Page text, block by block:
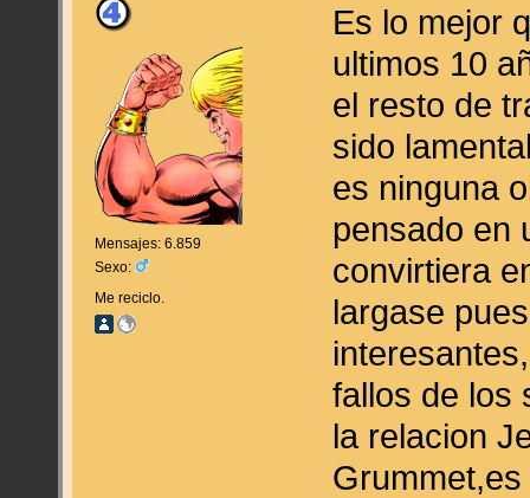
Mensajes: 6.859
Sexo:
Me reciclo.
Es lo mejor
ultimos 10
el resto de
sido
es ninguna
pensado en
convirtiera
largase
fallos de los
la relacion